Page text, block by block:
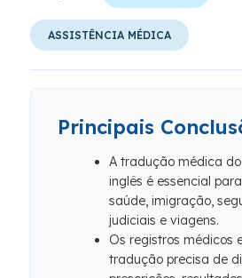
ASSISTÊNCIA MÉDICA
Principais
A tradução médica
inglês é essencial
saúde, imigração,
judiciais e viagens.
Os registros médicos
tradução precisa de